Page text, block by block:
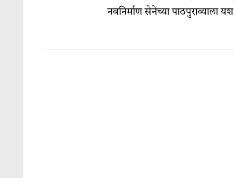
नवनिर्माण सेनेच्या पाठपुराव्याला यश